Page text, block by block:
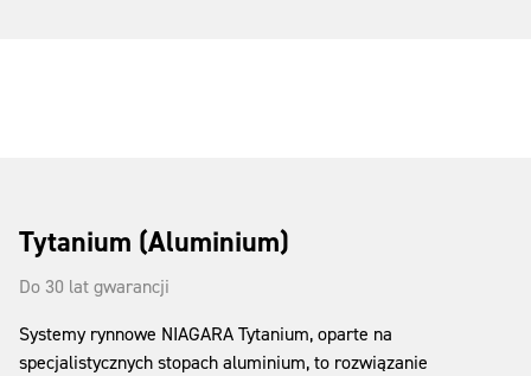
Tytanium (Aluminium)
Do 30 lat gwarancji
Systemy rynnowe NIAGARA Tytanium, oparte na
specjalistycznych stopach aluminium, to rozwiązanie